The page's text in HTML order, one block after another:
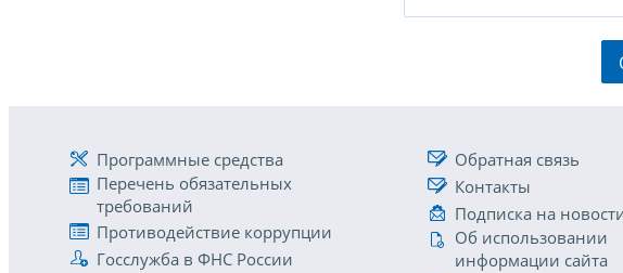
Программные средства
Перечень обязательных
требований
Противодействие коррупции
Госслужба в ФНС России
Обратная связь
Контакты
Подписка на
Об использовании
информации сайта